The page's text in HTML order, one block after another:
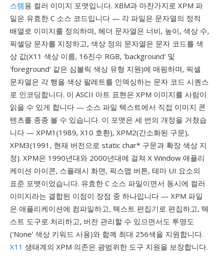
스템용 컬러 이미지 포맷입니다. XBM과 마찬가지로 XPM 파
일은 유효한 C 소스 코드입니다 — 각 파일은 문자열의 정적
배열로 이미지를 정의하며, 헤더 문자열은 너비, 높이, 색상 수,
픽셀당 문자를 지정하고, 색상 정의 문자열은 문자 코드를 색
상 값(X11 색상 이름, 16진수 RGB, 'background' 및
'foreground' 같은 심볼릭 색상 유형 지원)에 매핑하며, 픽셀
문자열은 각 행을 색상 팔레트를 인덱싱하는 문자 코드 시퀀스
로 인코딩합니다. 이 ASCII 아트 표현은 XPM 이미지를 사람이
읽을 수 있게 합니다 — 소스 파일 텍스트에서 직접 이미지 콘
텐츠를 종종 볼 수 있습니다. 이 포맷은 세 번의 개정을 거쳤습
니다 — XPM1(1989, X10 호환), XPM2(간소화된 구문),
XPM3(1991, 현재 버전으로 static char* 구문과 확장 색상 지
정). XPM은 1990년대와 2000년대에 걸쳐 X Window 애플리
케이션 아이콘, 스플래시 화면, 픽스맵 버튼, 테마 UI 요소의
표준 포맷이었습니다. 유효한 C 소스 파일이면서 동시에 컬러
이미지라는 결합된 이점이 장점 중 하나입니다 — XPM 파일
은 애플리케이션에 컴파일하고, 텍스트 편집기로 편집하고, 텍
스트 도구로 처리하고, 버전 관리할 수 있으면서도 투명도
('None' 색상 키워드 사용)와 함께 최대 256색을 지원합니다.
X11 생태계의 XPM 의존은 광범위한 도구 지원을 보장합니다.